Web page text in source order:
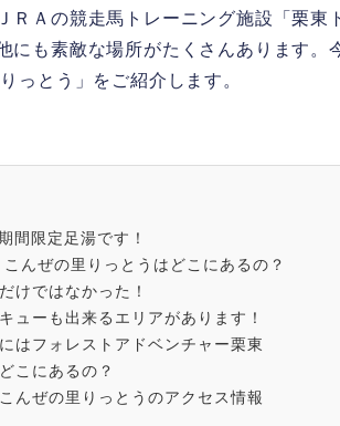
ＲＡの競走馬トレーニング施設「栗東
にも素敵な場所がたくさんあります。
っとう」をご紹介します。
間限定足湯です！
んぜの里りっとうはどこにあるの？
けではなかった！
ューも出来るエリアがあります！
はフォレストアドベンチャー栗東
こにあるの？
んぜの里りっとうのアクセス情報